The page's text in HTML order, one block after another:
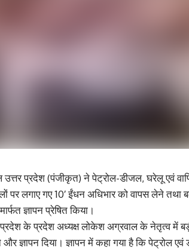
उत्तर प्रदेश (पंजीकृत) ने पेट्रोल-डीजल, घरेलू एवं
पर लगाए गए 10′ ईंधन अधिभार को वापस लेने तथा
ज्ञापन प्रेषित किया।
प्रदेश के प्रदेश अध्यक्ष लोकेश अग्रवाल के नेतृत्व में
ज्ञापन दिया। ज्ञापन में कहा गया है कि पेट्रोल